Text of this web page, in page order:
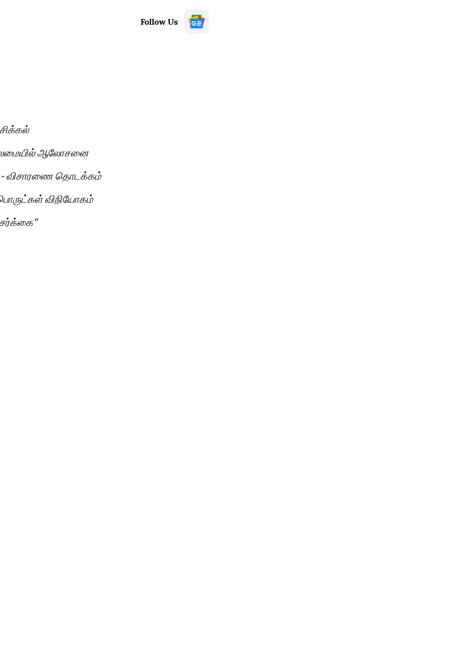
Follow Us
ஆலோசனை
- விசாரணை தொடக்கம்
விநியோகம்